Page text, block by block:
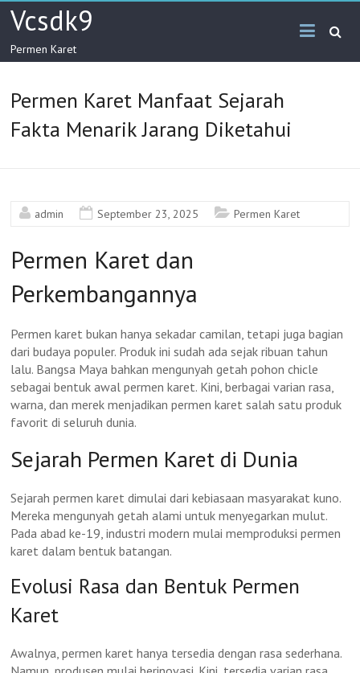
SkipVcsdk9
Permen Karet
Permen Karet Manfaat Sejarah
Fakta Menarik Jarang Diketahui
admin September 23, 2025 Permen Karet
Permen Karet dan
Perkembangannya
Permen karet bukan hanya sekadar camilan, tetapi juga bagian
dari budaya populer. Produk ini sudah ada sejak ribuan tahun
lalu. Bangsa Maya bahkan mengunyah getah pohon chicle
sebagai bentuk awal permen karet. Kini, berbagai varian rasa,
warna, dan merek menjadikan permen karet salah satu produk
favorit di seluruh dunia.
Sejarah Permen Karet di Dunia
Sejarah permen karet dimulai dari kebiasaan masyarakat kuno.
Mereka mengunyah getah alami untuk menyegarkan mulut.
Pada abad ke-19, industri modern mulai memproduksi permen
karet dalam bentuk batangan.
Evolusi Rasa dan Bentuk Permen
Karet
Awalnya, permen karet hanya tersedia dengan rasa sederhana.